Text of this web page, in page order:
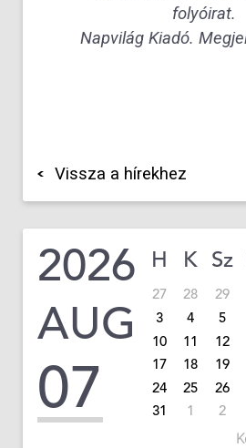
folyóirat.
Napvilág Kiadó.
Vissza a hírekhez
2026
AUG
07
H K Sz
27 28 29
3
4 5
10
11 12
17
18 19
24
25 26
31
1 2